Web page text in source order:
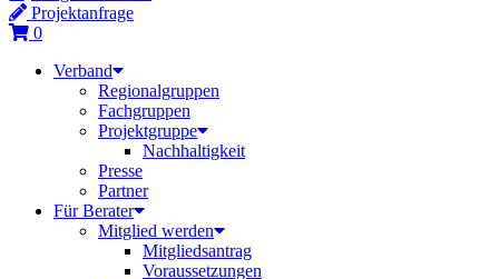
Projektanfrage
0
Verband
Regionalgruppen
Fachgruppen
Projektgruppe
Nachhaltigkeit
Presse
Partner
Für Berater
Mitglied werden
Mitgliedsantrag
Voraussetzungen